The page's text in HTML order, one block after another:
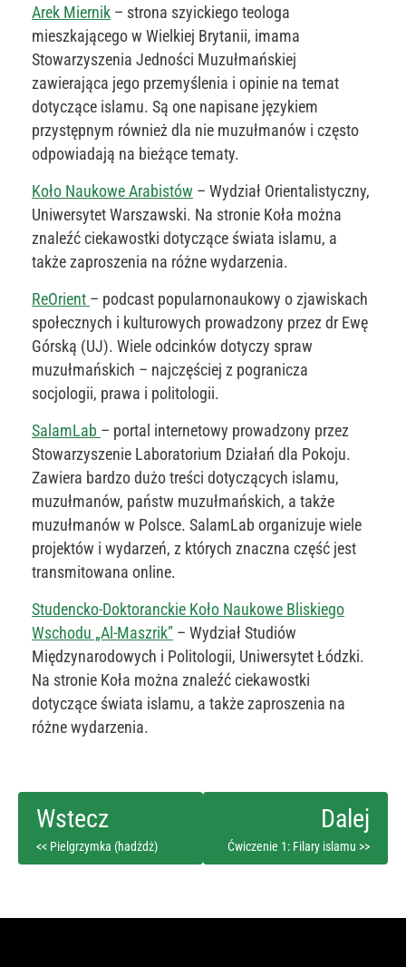
Arek Miernik – strona szyickiego teologa
mieszkającego w Wielkiej Brytanii, imama
Stowarzyszenia Jedności Muzułmańskiej
zawierająca jego przemyślenia i opinie na temat
dotyczące islamu. Są one napisane językiem
przystępnym również dla nie muzułmanów i często
odpowiadają na bieżące tematy.
Koło Naukowe Arabistów – Wydział Orientalistyczny,
Uniwersytet Warszawski. Na stronie Koła można
znaleźć ciekawostki dotyczące świata islamu, a
także zaproszenia na różne wydarzenia.
ReOrient – podcast popularnonaukowy o zjawiskach
społecznych i kulturowych prowadzony przez dr Ewę
Górską (UJ). Wiele odcinków dotyczy spraw
muzułmańskich – najczęściej z pogranicza
socjologii, prawa i politologii.
SalamLab – portal internetowy prowadzony przez
Stowarzyszenie Laboratorium Działań dla Pokoju.
Zawiera bardzo dużo treści dotyczących islamu,
muzułmanów, państw muzułmańskich, a także
muzułmanów w Polsce. SalamLab organizuje wiele
projektów i wydarzeń, z których znaczna część jest
transmitowana online.
Studencko-Doktoranckie Koło Naukowe Bliskiego
Wschodu „Al-Maszrik” – Wydział Studiów
Międzynarodowych i Politologii, Uniwersytet Łódzki.
Na stronie Koła można znaleźć ciekawostki
dotyczące świata islamu, a także zaproszenia na
różne wydarzenia.
<< Pielgrzymka (hadżdż) Ćwiczenie 1: Filary islamu >>